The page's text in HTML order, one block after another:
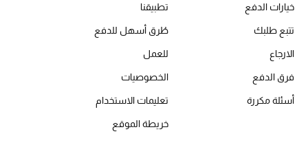
دليل ملتزمات الحقائب
خيارات الدفع
تتبع طلبك
الارجاع
فرق الدفع
أسئلة مكررة
تطبيقنا
طُرق أسهل للدفع
للعمل
الخصوصيات
تعليمات الاستخدام
خريطة الموقع